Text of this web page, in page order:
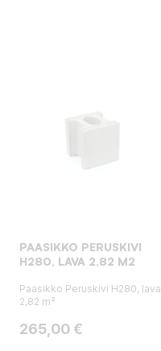
PAASIKKO PERUSKIVI
H280, LAVA 2,82 M2
Paasikko Peruskivi H280, lava
2,82 m²
Hinta
265,00 €